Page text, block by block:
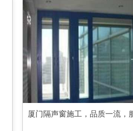
厦门隔声窗施工，品质一流，